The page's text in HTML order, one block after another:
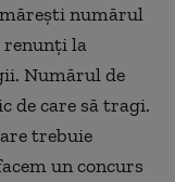
numărul
renunți la
Numărul de
de care să tragi.
trebuie
un concurs